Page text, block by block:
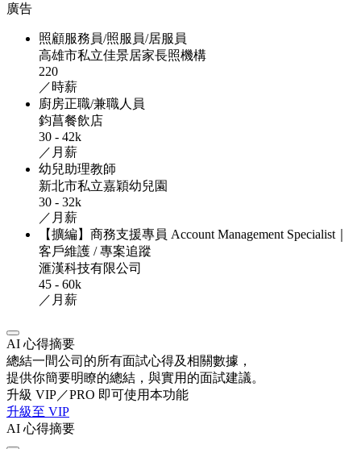
廣告
照顧服務員/照服員/居服員
高雄市私立佳景居家長照機構
220
／時薪
廚房正職/兼職人員
鈞菖餐飲店
30 - 42k
／月薪
幼兒助理教師
新北市私立嘉穎幼兒園
30 - 32k
／月薪
【擴編】商務支援專員 Account Management Specialist｜
客戶維護 / 專案追蹤
滙漢科技有限公司
45 - 60k
／月薪
AI 心得摘要
總結一間公司的所有面試心得及相關數據，
提供你簡要明瞭的總結，與實用的面試建議。
升級 VIP／PRO 即可使用本功能
升級至 VIP
AI 心得摘要